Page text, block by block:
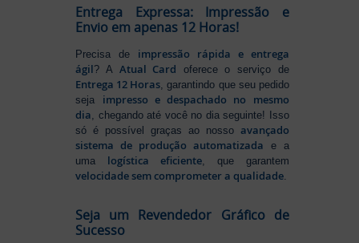
Entrega Expressa: Impressão e
Envio em apenas 12 Horas!
Precisa de impressão rápida e entrega
ágil? A Atual Card oferece o serviço de
Entrega 12 Horas, garantindo que seu pedido
seja impresso e despachado no mesmo
dia, chegando até você no dia seguinte! Isso
só é possível graças ao nosso avançado
sistema de produção automatizada e a
uma logística eficiente, que garantem
velocidade sem comprometer a qualidade.
Seja um Revendedor Gráfico de
Sucesso